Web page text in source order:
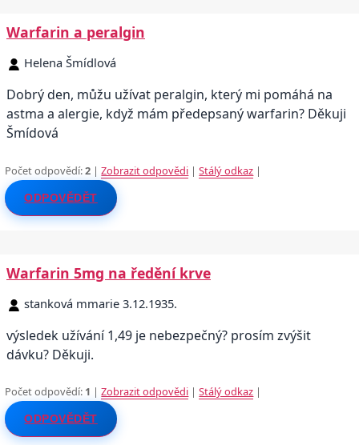
Warfarin a peralgin
Helena Šmídlová
Dobrý den, můžu užívat peralgin, který mi pomáhá na
astma a alergie, když mám předepsaný warfarin? Děkuji
Šmídová
Počet odpovědí:2 |Zobrazit odpovědi |Stálý odkaz |
ODPOVĚDĚT
Warfarin 5mg na ředění krve
stanková mmarie 3.12.1935.
výsledek užívání 1,49 je nebezpečný? prosím zvýšit
dávku? Děkuji.
Počet odpovědí: 1 |Zobrazit odpovědi |Stálý odkaz |
ODPOVĚDĚT